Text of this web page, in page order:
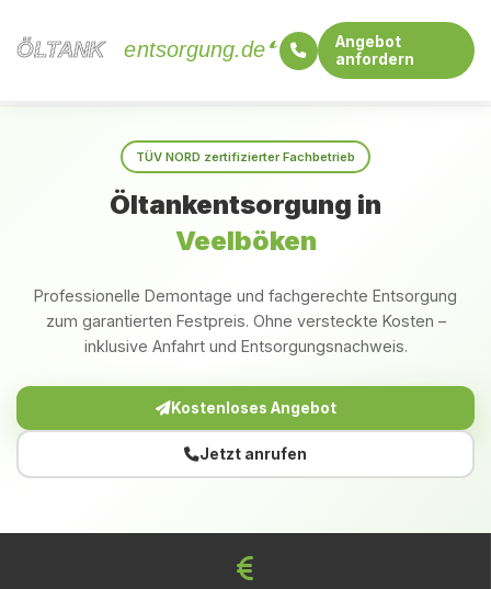
ÖLTANK
ÖLTANK entsorgung.de
Angebot
anfordern
TÜV NORD zertifizierter Fachbetrieb
Öltankentsorgung in
Veelböken
Professionelle Demontage und fachgerechte Entsorgung
zum garantierten Festpreis. Ohne versteckte Kosten –
inklusive Anfahrt und Entsorgungsnachweis.
Kostenloses Angebot
Jetzt anrufen